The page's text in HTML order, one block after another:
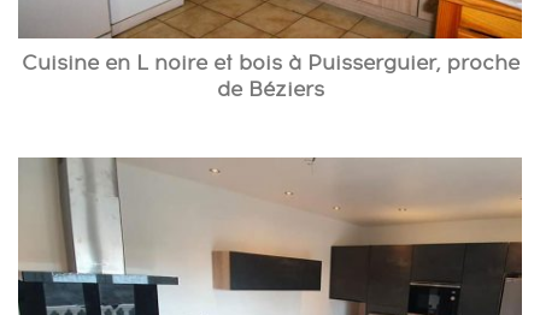
Cuisine en L noire et bois à Puisserguier, proche
de Béziers